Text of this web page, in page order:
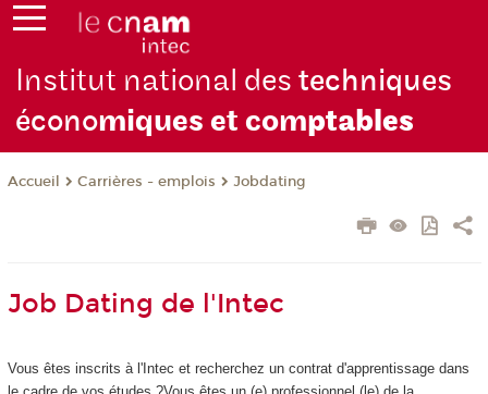
Institut national destechniques
économiques et comptables
Accueil Carrières - emplois Jobdating
Job Dating de l'Intec
Vous êtes inscrits à l'Intec et recherchez un contrat d'apprentissage dans